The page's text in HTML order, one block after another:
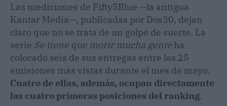
Las mediciones de Fifty5Blue —la antigua
Kantar Media—, publicadas por Dos30, dejan
claro que no se trata de un golpe de suerte. La
serie Se tiene que morir mucha gente ha
colocado seis de sus entregas entre las 25
emisiones más vistas durante el mes de mayo.
Cuatro de ellas, además, ocupan directamente
las cuatro primeras posiciones del ranking.